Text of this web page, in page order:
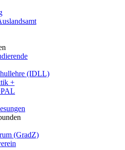
(IDLL)
+
(GradZ)